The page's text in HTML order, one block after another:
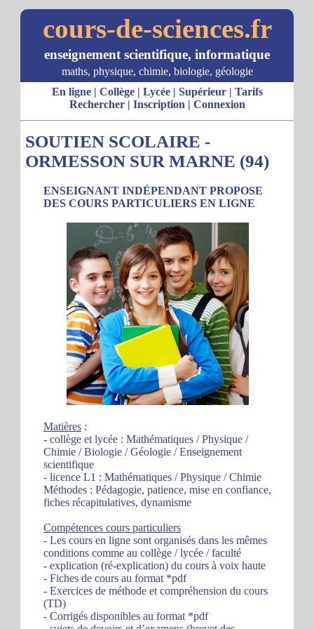
cours-de-sciences.fr
enseignement scientifique, informatique
maths, physique, chimie, biologie, géologie
En ligne| Collège| Lycée| Supérieur| Tarifs
Rechercher| Inscription | Connexion
SOUTIEN SCOLAIRE -
ORMESSON SUR MARNE (94)
ENSEIGNANT INDÉPENDANT PROPOSE
DES COURS PARTICULIERS EN LIGNE
Matières :
- collège et lycée : Mathématiques / Physique /
Chimie / Biologie / Géologie / Enseignement
scientifique
- licence L1 : Mathématiques / Physique / Chimie
Méthodes : Pédagogie, patience, mise en confiance,
fiches récapitulatives, dynamisme
Compétences cours particuliers
- Les cours en ligne sont organisés dans les mêmes
conditions comme au collège / lycée / faculté
- explication (ré-explication) du cours à voix haute
- Fiches de cours au format *pdf
- Exercices de méthode et compréhension du cours
(TD)
- Corrigés disponibles au format *pdf